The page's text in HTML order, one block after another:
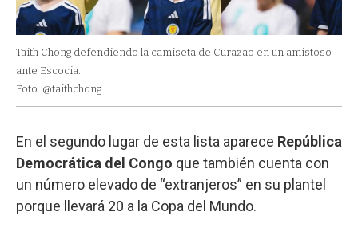
Taith Chong defendiendo la camiseta de Curazao en un amistoso
ante Escocia.
Foto: @taithchong.
En el segundo lugar de esta lista aparece República
Democrática del Congo que también cuenta con
un número elevado de “extranjeros” en su plantel
porque llevará 20 a la Copa del Mundo.